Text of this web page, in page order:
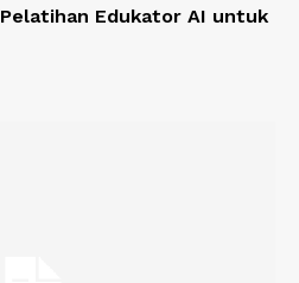
Edukator AI untuk